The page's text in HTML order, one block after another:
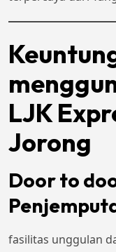
LJK
Jorong
Door to
fasilitas unggulan